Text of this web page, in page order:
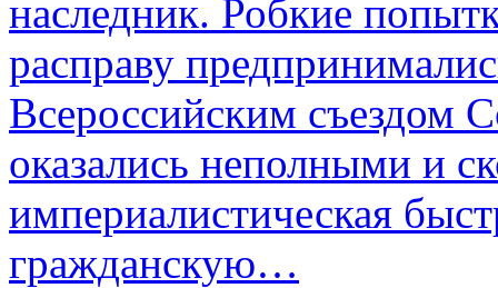
наследник. Робкие
расправу
Всероссийским съездом
оказались неполными и
империалистическая
гражданскую…